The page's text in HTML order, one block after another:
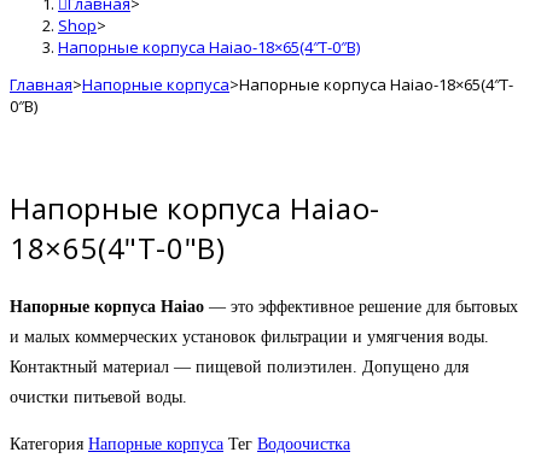
Shop>
Напорные корпуса Haiao-18×65(4″T-0″B)
Главная>Напорные корпуса>Напорные корпуса Haiao-18×65(4″T-
0″B)
Напорные корпуса Haiao-
18×65(4"T-0"B)
Напорные корпуса Haiao — это эффективное решение для бытовых
и малых коммерческих установок фильтрации и умягчения воды.
Контактный материал — пищевой полиэтилен. Допущено для
очистки питьевой воды.
Категория Напорные корпуса Тег Водоочистка